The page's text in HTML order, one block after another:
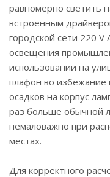
равномерно светить
встроенным
городской сети 220 V
освещения
использовании на
плафон во избежание
осадков на корпус
раз больше обычной
немаловажно при
местах.
Для корректного